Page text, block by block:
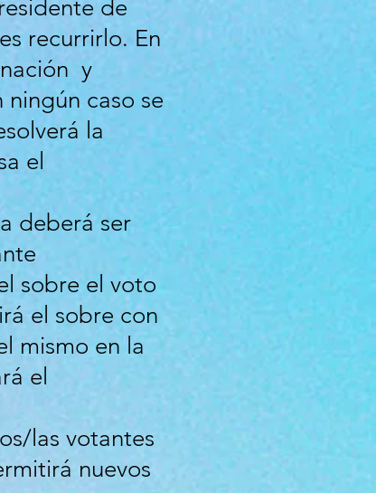
de
recurrirlo. En
y
caso se
la
el
deberá ser
sobre el voto
el sobre con
mismo en la
el
las votantes
nuevos